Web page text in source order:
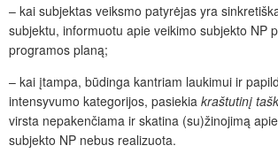
– kai subjektas veiksmo patyrėjas yra
subjektu, informuotu apie veikimo subjekto NP
programos planą;
– kai įtampa, būdinga kantriam laukimui ir
intensyvumo kategorijos, pasiekia kraštutinį
virsta nepakenčiama ir skatina (su)žinojimą
subjekto NP nebus realizuota.